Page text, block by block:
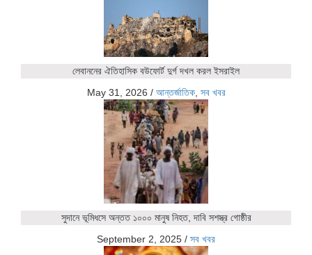
লেবাননের ঐতিহাসিক বউফোর্ট দুর্গ দখল করল ইসরাইল
May 31, 2026 / আন্তর্জাতিক, সব খবর
সুদানে ভূমিধসে অন্তত ১০০০ মানুষ নিহত, দাবি সশস্ত্র গোষ্ঠীর
September 2, 2025 / সব খবর